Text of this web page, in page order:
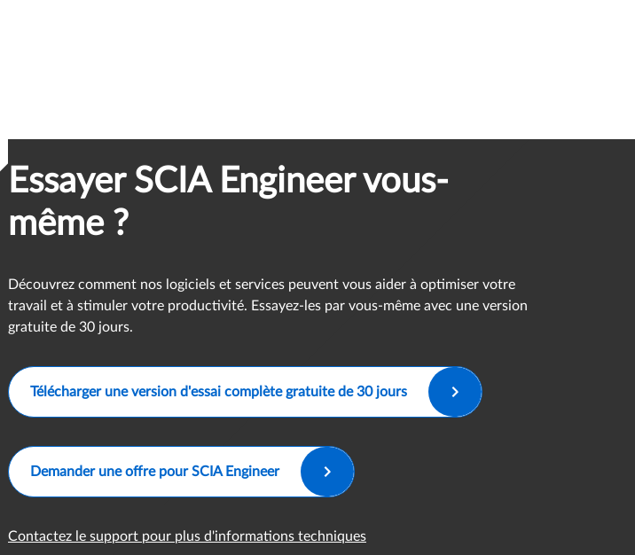
Essayer SCIA Engineer vous-
même ?
Découvrez comment nos logiciels et services peuvent vous aider à optimiser votre
travail et à stimuler votre productivité. Essayez-les par vous-même avec une version
gratuite de 30 jours.
Télécharger une version d'essai complète gratuite de 30 jours
Demander une offre pour SCIA Engineer
Contactez le support pour plus d'informations techniques